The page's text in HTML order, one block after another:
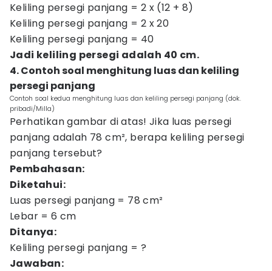
Keliling persegi panjang = 2 x (12 + 8)
Keliling persegi panjang = 2 x 20
Keliling persegi panjang = 40
Jadi keliling persegi adalah 40 cm.
4. Contoh soal menghitung luas dan keliling
persegi panjang
Contoh soal kedua menghitung luas dan keliling persegi panjang (dok.
pribadi/Milla)
Perhatikan gambar di atas! Jika luas persegi
panjang adalah 78 cm², berapa keliling persegi
panjang tersebut?
Pembahasan:
Diketahui:
Luas persegi panjang = 78 cm²
Lebar = 6 cm
Ditanya:
Keliling persegi panjang = ?
Jawaban: